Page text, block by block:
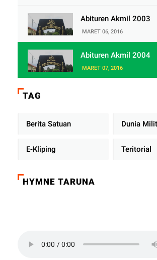
Abituren Akmil 2003
MARET 06, 2016
Abituren Akmil 2004
MARET 07, 2016
TAG
Berita Satuan Dunia
E-Kliping Teritorial
HYMNE TARUNA